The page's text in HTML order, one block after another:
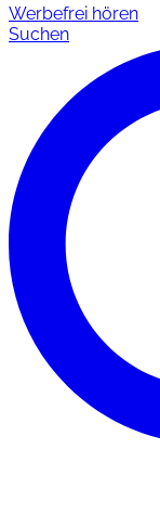
Werbefrei hören
Suchen